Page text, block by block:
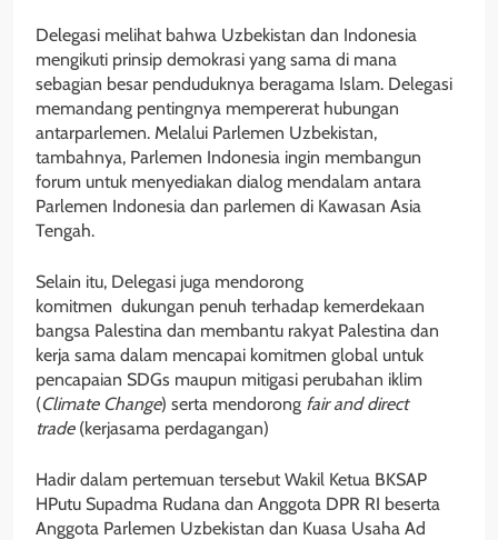
Delegasi melihat bahwa Uzbekistan dan Indonesia
mengikuti prinsip demokrasi yang sama di mana
sebagian besar penduduknya beragama Islam. Delegasi
memandang pentingnya mempererat hubungan
antarparlemen. Melalui Parlemen Uzbekistan,
tambahnya, Parlemen Indonesia ingin membangun
forum untuk menyediakan dialog mendalam antara
Parlemen Indonesia dan parlemen di Kawasan Asia
Tengah.
Selain itu, Delegasi juga mendorong
komitmen dukungan penuh terhadap kemerdekaan
bangsa Palestina dan membantu rakyat Palestina dan
kerja sama dalam mencapai komitmen global untuk
pencapaian SDGs maupun mitigasi perubahan iklim
(Climate Change) serta mendorong fair and direct
trade(kerjasama perdagangan)
Hadir dalam pertemuan tersebut Wakil Ketua BKSAP
HPutu Supadma Rudana dan Anggota DPR RI beserta
Anggota Parlemen Uzbekistan dan Kuasa Usaha Ad